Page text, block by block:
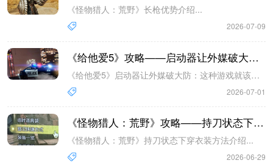
《怪物猎人：荒野》长枪优势介绍...
2026-07-09
《给他爱5》攻略——启动器让外媒破大防：这种游戏就该玩盗版
《给他爱5》启动器让外媒破大防：这种游戏就该玩盗版...
2026-07-01
《怪物猎人：荒野》攻略——持刀状态下穿衣装方法介绍
《怪物猎人：荒野》持刀状态下穿衣装方法介绍...
2026-06-29